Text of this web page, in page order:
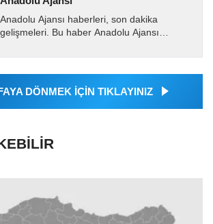
Anadolu Ajansı haberleri, son dakika
gelişmeleri. Bu haber Anadolu Ajansı
tarafından geçilen tüm...
DÖNMEK İÇİN TIKLAYINIZ